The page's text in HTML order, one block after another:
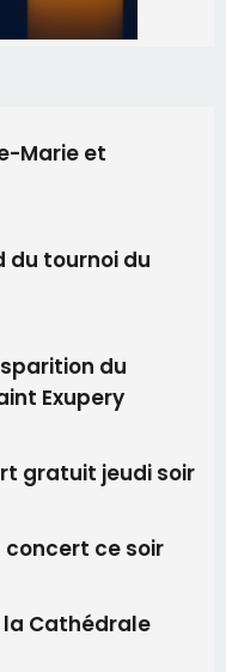
Marie et
du tournoi du
du
Exupery
gratuit jeudi soir
concert ce soir
Cathédrale